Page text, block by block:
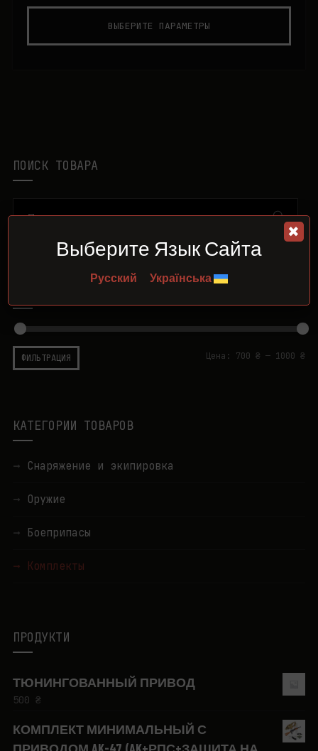
ВЫБЕРИТЕ ПАРАМЕТРЫ
ПОИСК ТОВАРА
ФИЛЬТРАЦИЯ Цена: 700 ₴ — 1000 ₴
КАТЕГОРИИ ТОВАРОВ
Снаряжение и экипировка
Оружие
Боеприпасы
Комплекты
ПРОДУКТИ
ТЮНИНГОВАННЫЙ ПРИВОД
500 ₴
КОМПЛЕКТ МИНИМАЛЬНЫЙ С
ПРИВОДОМ AK-47 (AK+РПС+ЗАЩИТА НА
Выберите Язык Сайта
Русский Українська
✖